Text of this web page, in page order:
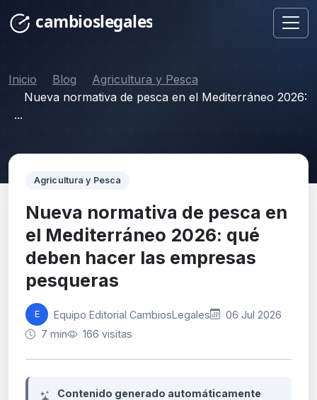
Inicio Blog
Agricultura y Pesca
Nueva normativa de pesca en el Mediterráneo 2026:
...
Agricultura y Pesca
Nueva normativa de pesca en
el Mediterráneo 2026: qué
deben hacer las empresas
pesqueras
E Equipo Editorial CambiosLegales
06 Jul 2026
7 min
166 visitas
Contenido generado automáticamente